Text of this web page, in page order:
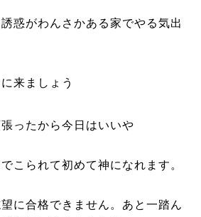
惑がわんさかある家でやる気出
来ましょう
ったから今日はいいや
こられて初めて神になれます。
に合格できません。あと一踏ん